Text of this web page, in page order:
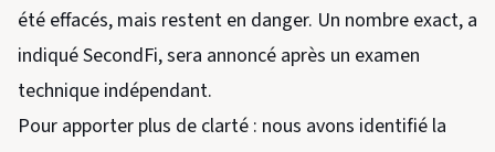
été effacés, mais restent en danger. Un nombre exact, a
indiqué SecondFi, sera annoncé après un examen
technique indépendant.
Pour apporter plus de clarté : nous avons identifié la